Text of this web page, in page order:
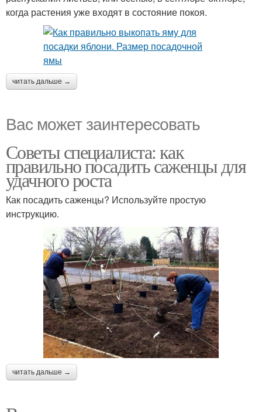
когда растения уже входят в состояние покоя.
читать дальше →
Вас может заинтересовать
Советы специалиста: как
правильно посадить саженцы для
удачного роста
Как посадить саженцы? Используйте простую
инструкцию.
читать дальше →